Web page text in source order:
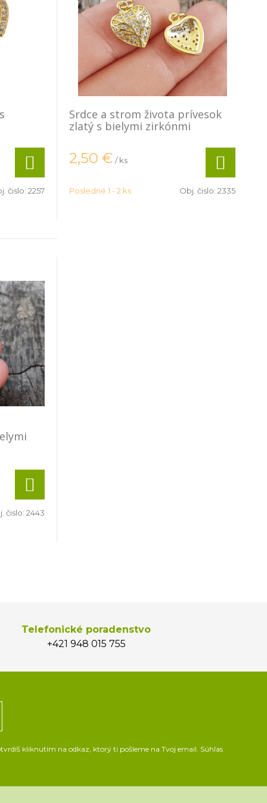
čislo: 2257
Srdce a strom života prívesok
zlatý s bielymi zirkónmi
2,50 € / ks
Posledné 1 - 2 ks Obj. čislo: 2335
čislo: 2443
Telefonické poradenstvo
+421 948 015 755
kliknutím na odkaz, ktorý ti pošleme na Tvoj email. Súhlas